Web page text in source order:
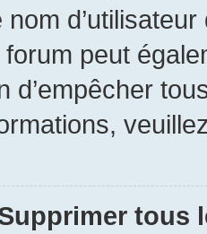
nom
peut
d’empêcher
tous